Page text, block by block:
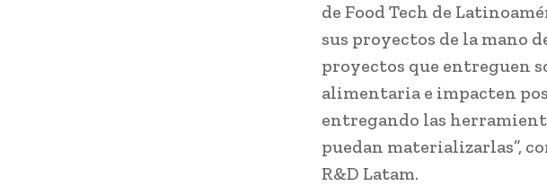
de Food Tech de
sus proyectos de la mano
proyectos que entreguen
alimentaria e impacten
entregando las
puedan materializarlas”,
R&D Latam.